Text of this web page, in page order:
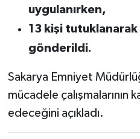
uygulanırken,
13 kişi
gönderildi.
Sakarya Emniyet
mücadele çalışmalarının
edeceğini açıkladı.